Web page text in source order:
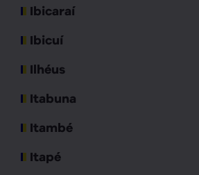
Ibicaraí
Ibicuí
Ilhéus
Itabuna
Itambé
Itapé